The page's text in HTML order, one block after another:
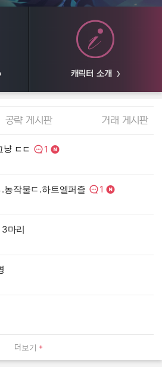
캐릭터 소개
공략 게시판 거래 게시판
더보기
ㄷㄷ 댓글수:
1
농작물ㄷ.하트엘퍼즐 댓글수:
1
마리